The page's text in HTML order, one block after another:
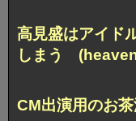
高見盛はアイド
しまう
CM出演用のお